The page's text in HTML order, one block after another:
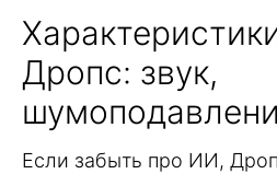
Дропс: звук,
Если забыть про ИИ,